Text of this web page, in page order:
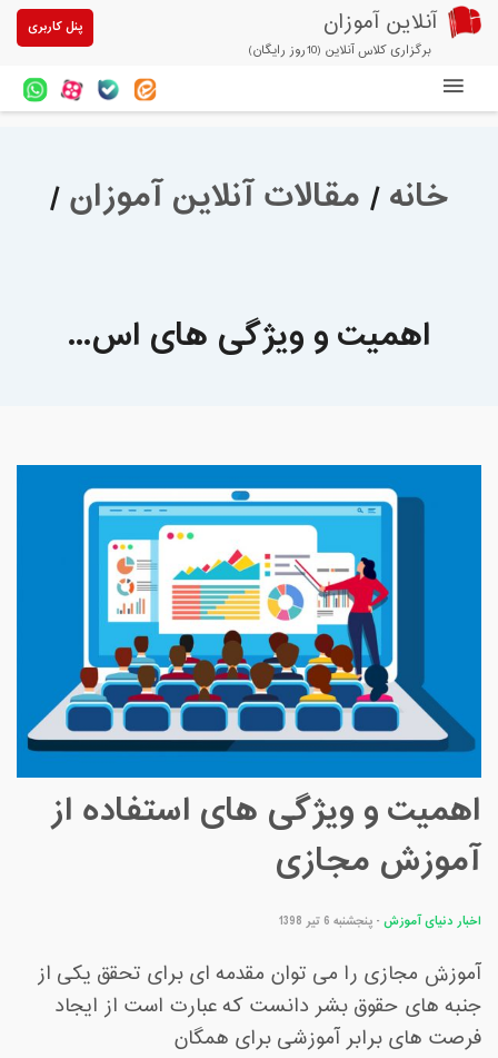
آنلاین آموزان
برگزاری کلاس آنلاین (10روز رایگان)
پنل کاربری
آزمون های آنلاین
مقالات آنلاین آموزان
پیشنهادهای ویژه
تخفیفهای مشارکتی
خانه/مقالات آنلاین آموزان/
اهمیت و ویژگی های اس...
اهمیت و ویژگی های استفاده از
آموزش مجازی
اخبار دنیای آموزش- پنجشنبه 6 تیر 1398
آﻣﻮزش مجازی را می توان ﻣﻘﺪﻣﻪ ای ﺑﺮای ﺗﺤﻘﻖ ﯾﮑﯽ از
ﺟﻨﺒﻪ ﻫﺎی ﺣﻘﻮق ﺑﺸﺮ داﻧﺴﺖ ﮐﻪ ﻋﺒﺎرت اﺳﺖ از اﯾﺠﺎد
ﻓﺮﺻﺖ ﻫﺎی ﺑﺮاﺑﺮ آﻣﻮزﺷﯽ ﺑﺮای ﻫﻤﮕﺎن